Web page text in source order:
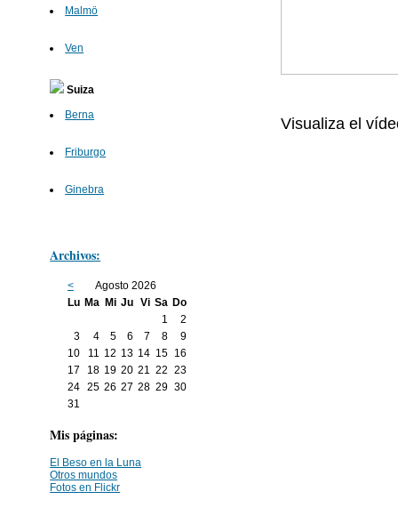
Malmö
Ven
Suiza
Berna
Friburgo
Ginebra
Archivos:
<
Agosto 2026
Lu Ma Mi Ju Vi Sa Do
1
2
3
4 5 6 7 8
9
10
11 12 13 14 15 16
17
18 19 20 21 22 23
24 25 26 27 28 29 30
31
Mis páginas:
El Beso en la Luna
Otros mundos
Fotos en Flickr
Visualiza el